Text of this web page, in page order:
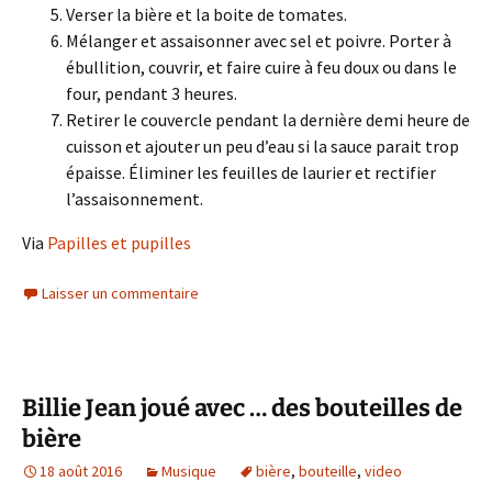
Verser la bière et la boite de tomates.
Mélanger et assaisonner avec sel et poivre. Porter à
ébullition, couvrir, et faire cuire à feu doux ou dans le
four, pendant 3 heures.
Retirer le couvercle pendant la dernière demi heure de
cuisson et ajouter un peu d’eau si la sauce parait trop
épaisse. Éliminer les feuilles de laurier et rectifier
l’assaisonnement.
Via Papilles et pupilles
Laisser un commentaire
Billie Jean joué avec … des bouteilles de
bière
18 août 2016 Musique bière, bouteille, video